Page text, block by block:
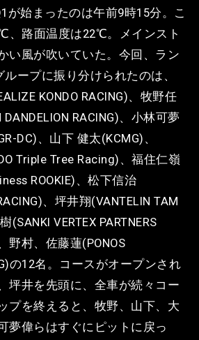
が始まったのは午前9時15分。こ
、路面温度は22℃。メインスト
い風が吹いていた。今回、ラン
ープに振り分けられたのは、
KONDO RACING)、牧野任
DANDELION RACING)、小林可夢
DC)、山下 健太(KCMG)、
Triple Tree Racing)、福住仁嶺
ROOKIE)、松下信治
、坪井翔(VANTELIN TAM
(SANKI VERTEX PARTNERS
野村、佐藤蓮(PONOS
の12名。コースがオープンされ
坪井を先頭に、全車が続々コー
プを終えると、牧野、山下、大
夢偉らはすぐにピットに戻っ